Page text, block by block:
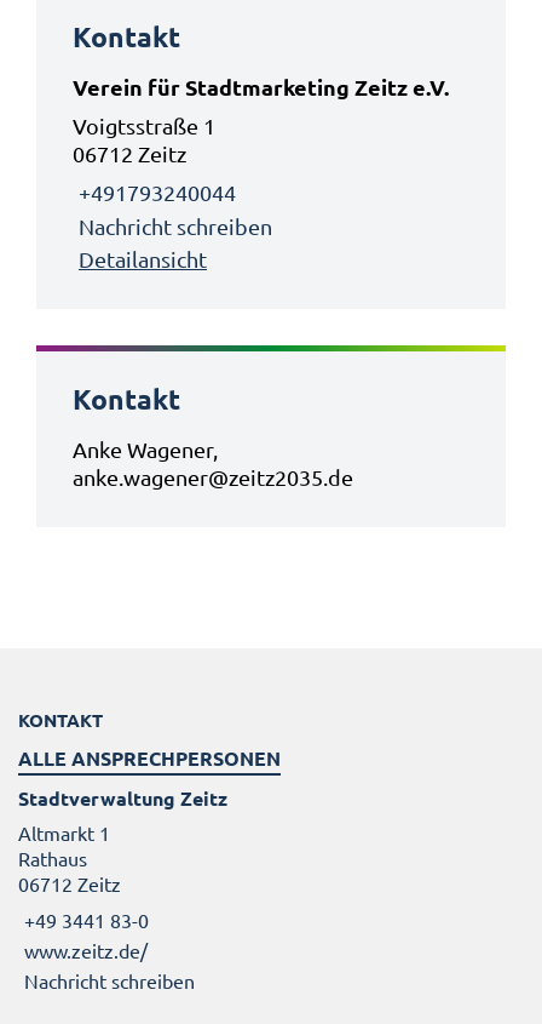
Kontakt
Verein für Stadtmarketing Zeitz e.V.
Voigtsstraße 1
06712 Zeitz
+491793240044
Nachricht schreiben
Detailansicht
Kontakt
Anke Wagener,
anke.wagener@zeitz2035.de
KONTAKT
ALLE ANSPRECHPERSONEN
Stadtverwaltung Zeitz
Altmarkt 1
Rathaus
06712 Zeitz
+49 3441 83-0
www.zeitz.de/
Nachricht schreiben